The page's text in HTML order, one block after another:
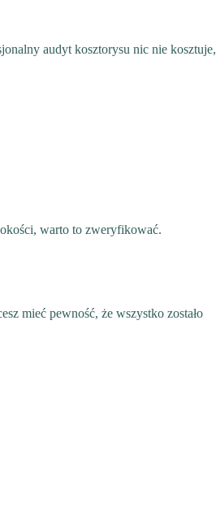
audyt kosztorysu nic nie kosztuje,
warto to zweryfikować.
mieć pewność, że wszystko zostało